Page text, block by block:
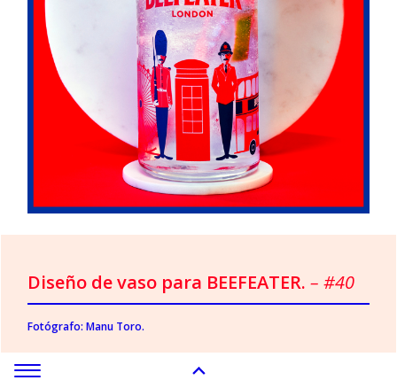
Diseño de vaso para BEEFEATER. – #40
Fotógrafo: Manu Toro.